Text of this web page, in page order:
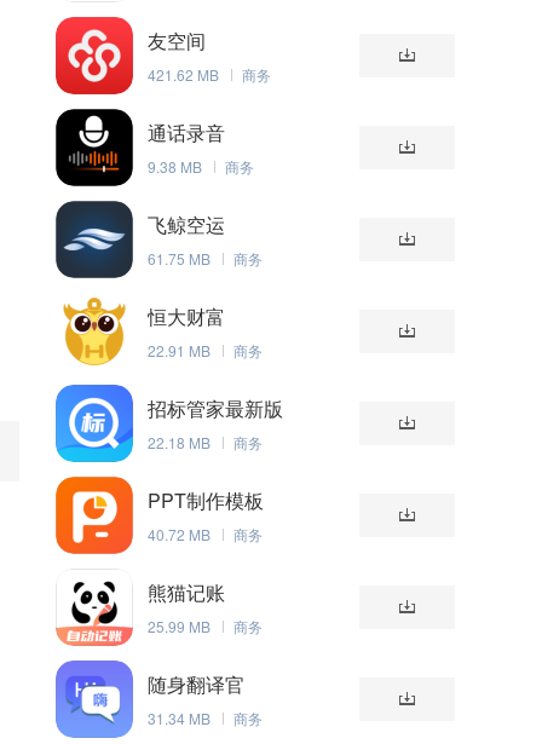
友空间
421.62 MB 商务
通话录音
9.38 MB 商务
飞鲸空运
61.75 MB 商务
恒大财富
22.91 MB 商务
招标管家最新版
22.18 MB 商务
PPT制作模板
40.72 MB 商务
熊猫记账
25.99 MB 商务
随身翻译官
31.34 MB 商务